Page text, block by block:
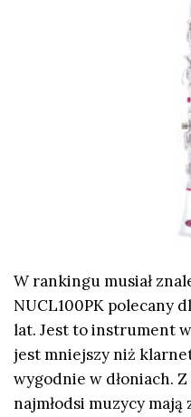
W rankingu musiał
NUCL100PK polecany
lat. Jest to instrument
jest mniejszy niż
wygodnie w dłoniach.
najmłodsi muzycy